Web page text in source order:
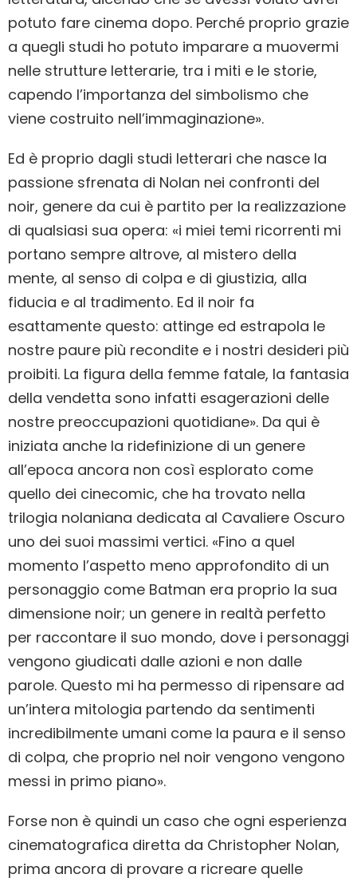
potuto fare cinema dopo. Perché proprio grazie
a quegli studi ho potuto imparare a muovermi
nelle strutture letterarie, tra i miti e le storie,
capendo l’importanza del simbolismo che
viene costruito nell’immaginazione».
Ed è proprio dagli studi letterari che nasce la
passione sfrenata di Nolan nei confronti del
noir, genere da cui è partito per la realizzazione
di qualsiasi sua opera: «i miei temi ricorrenti mi
portano sempre altrove, al mistero della
mente, al senso di colpa e di giustizia, alla
fiducia e al tradimento. Ed il noir fa
esattamente questo: attinge ed estrapola le
nostre paure più recondite e i nostri desideri più
proibiti. La figura della femme fatale, la fantasia
della vendetta sono infatti esagerazioni delle
nostre preoccupazioni quotidiane». Da qui è
iniziata anche la ridefinizione di un genere
all’epoca ancora non così esplorato come
quello dei cinecomic, che ha trovato nella
trilogia nolaniana dedicata al Cavaliere Oscuro
uno dei suoi massimi vertici. «Fino a quel
momento l’aspetto meno approfondito di un
personaggio come Batman era proprio la sua
dimensione noir; un genere in realtà perfetto
per raccontare il suo mondo, dove i personaggi
vengono giudicati dalle azioni e non dalle
parole. Questo mi ha permesso di ripensare ad
un’intera mitologia partendo da sentimenti
incredibilmente umani come la paura e il senso
di colpa, che proprio nel noir vengono vengono
messi in primo piano».
Forse non è quindi un caso che ogni esperienza
cinematografica diretta da Christopher Nolan,
prima ancora di provare a ricreare quelle